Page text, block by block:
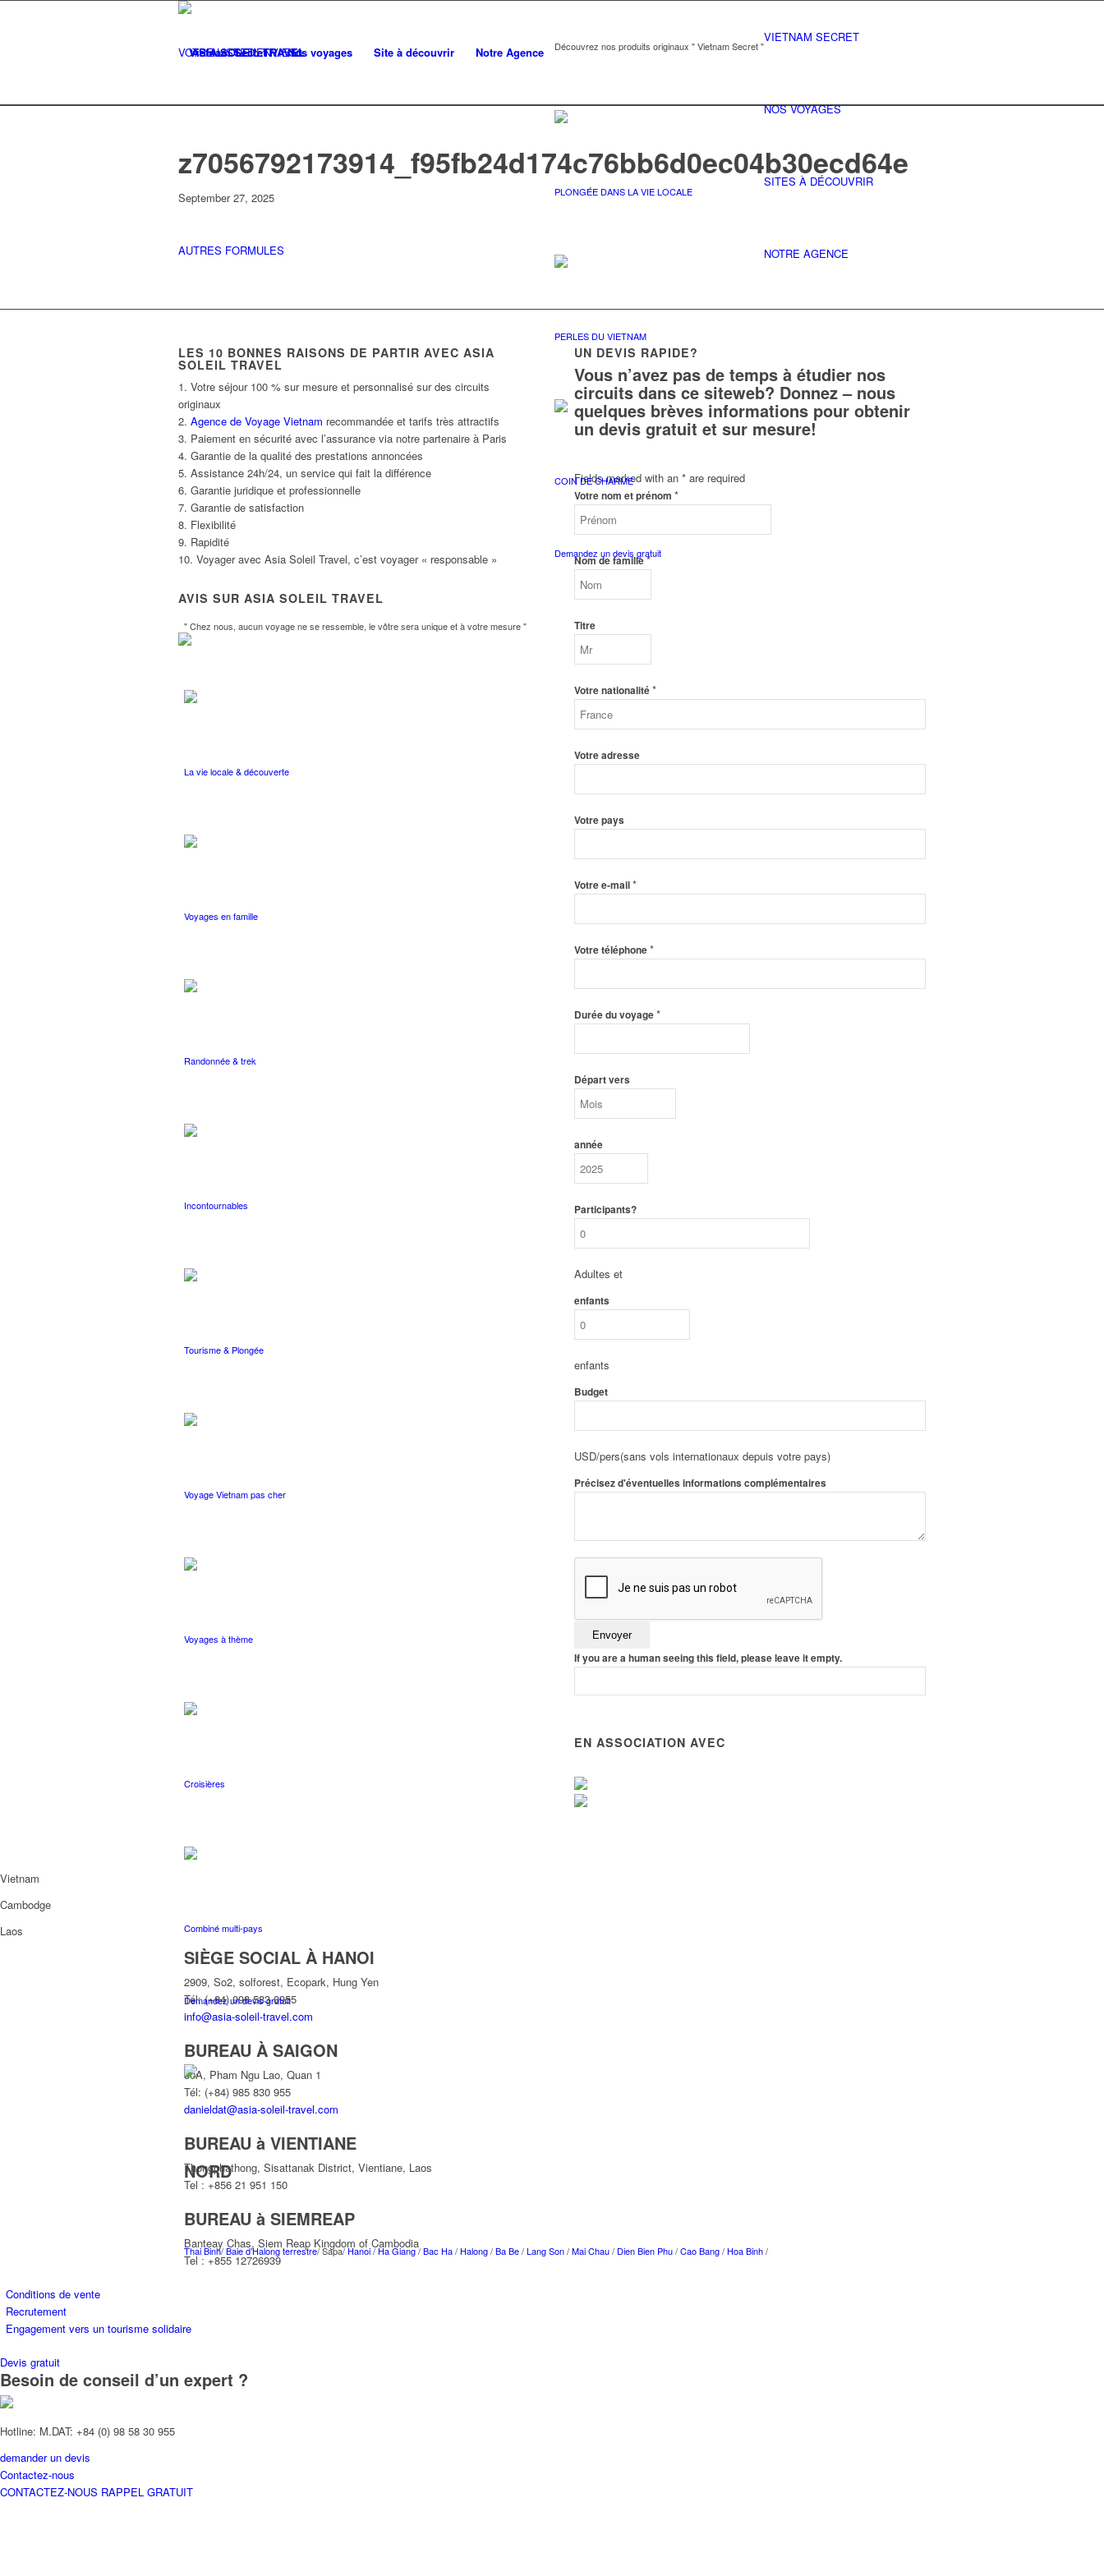
Vietnam Secret Nos voyages Site à découvrir Notre Agence
VIETNAM SECRET
Découvrez nos produits originaux " Vietnam Secret "
PLONGÉE DANS LA VIE LOCALE
PERLES DU VIETNAM
COIN DE CHARME
Demandez un devis gratuit
NOS VOYAGES
" Chez nous, aucun voyage ne se ressemble, le vôtre sera unique et à votre mesure "
La vie locale & découverte
Voyages en famille
Randonnée & trek
Incontournables
Tourisme & Plongée
Voyage Vietnam pas cher
Voyages à thème
Croisières
Combiné multi-pays
Demandez un devis gratuit
SITES À DÉCOUVRIR
NORD
Thai Binh/Baie d’Halong terrestre/ Sapa/Hanoi/Ha Giang/Bac Ha/ Halong/Ba Be/Lang Son/Mai Chau/ Dien Bien Phu/Cao Bang/ Hoa Binh/
CENTRE
NOTRE AGENCE
VOTRE LISTED'ENVIES0
z7056792173914_f95fb24d174c76bb6d0ec04b30ecd64e
September 27, 2025
AUTRES FORMULES
LES 10 BONNES RAISONS DE PARTIR AVEC ASIA
SOLEIL TRAVEL
1. Votre séjour 100 % sur mesure et personnalisé sur des circuits
originaux
2. Agence de Voyage Vietnam recommandée et tarifs très attractifs
3. Paiement en sécurité avec l’assurance via notre partenaire à Paris
4. Garantie de la qualité des prestations annoncées
5. Assistance 24h/24, un service qui fait la différence
6. Garantie juridique et professionnelle
7. Garantie de satisfaction
8. Flexibilité
9. Rapidité
10. Voyager avec Asia Soleil Travel, c’est voyager « responsable »
AVIS SUR ASIA SOLEIL TRAVEL
UN DEVIS RAPIDE?
Vous n’avez pas de temps à étudier nos
circuits dans ce siteweb? Donnez – nous
quelques brèves informations pour obtenir
un devis gratuit et sur mesure!
Fields marked with an* are required
Votre nom et prénom*
Nom de famille*
Titre
Votre nationalité*
Votre adresse
Votre pays
Votre e-mail*
Votre téléphone*
Durée du voyage*
Départ vers
année
Participants?
Adultes et
enfants
enfants
Budget
USD/pers(sans vols internationaux depuis votre pays)
Précisez d'éventuelles informations complémentaires
If you are a human seeing this field, please leave it empty.
EN ASSOCIATION AVEC
Vietnam
Cambodge
Laos
SIÈGE SOCIAL À HANOI
2909, So2, solforest, Ecopark, Hung Yen
Tél: (+84) 098 583 0955
info@asia-soleil-travel.com
BUREAU À SAIGON
30A, Pham Ngu Lao, Quan 1
Tél: (+84) 985 830 955
danieldat@asia-soleil-travel.com
BUREAU à VIENTIANE
Thongphathong, Sisattanak District, Vientiane, Laos
Tel : +856 21 951 150
BUREAU à SIEMREAP
Banteay Chas, Siem Reap Kingdom of Cambodia
Tel : +855 12726939
Conditions de vente
Recrutement
Engagement vers un tourisme solidaire
Devis gratuit
Besoin de conseil d’un expert ?
Hotline: M.DAT: +84 (0) 98 58 30 955
demander un devis
Contactez-nous
CONTACTEZ-NOUS RAPPEL GRATUIT